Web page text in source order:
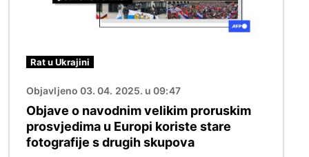
Rat u Ukrajini
Objavljeno 03. 04. 2025. u 09:47
Objave o navodnim velikim proruskim
prosvjedima u Europi koriste stare
fotografije s drugih skupova